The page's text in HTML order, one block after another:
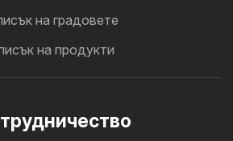
на градовете
на продукти